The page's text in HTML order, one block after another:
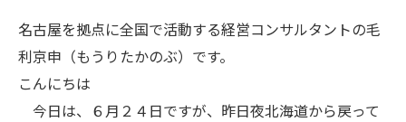
名古屋を拠点に全国で活動する経営コンサルタントの毛
利京申（もうりたかのぶ）です。
こんにちは
今日は、６月２４日ですが、昨日夜北海道から戻って